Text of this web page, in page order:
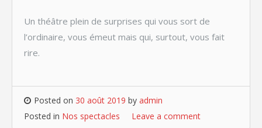
Un théâtre plein de surprises qui vous sort de
l’ordinaire, vous émeut mais qui, surtout, vous fait
rire.
Posted on 30 août 2019 by admin
Posted in Nos spectacles Leave a comment